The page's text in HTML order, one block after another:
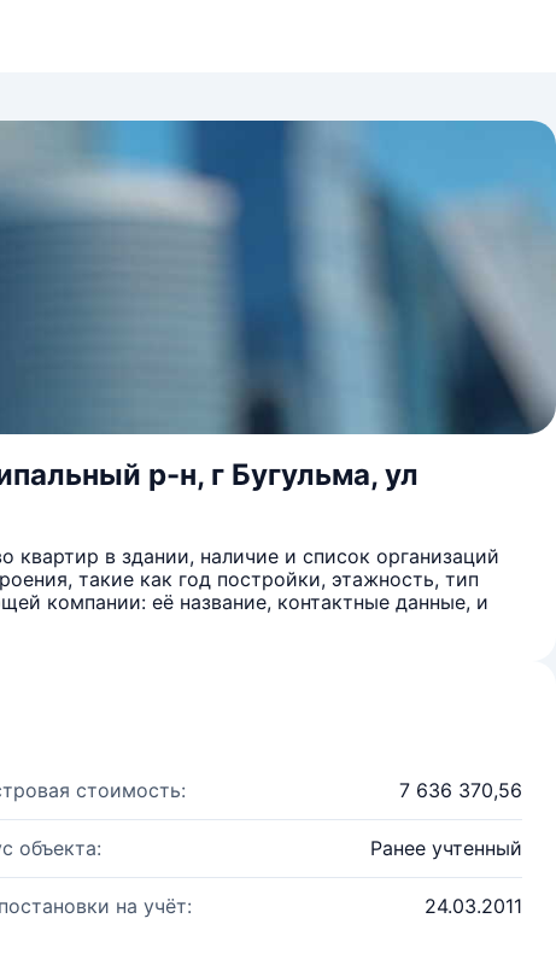
р-н, г Бугульма, ул
в здании, наличие и список организаций
такие как год постройки, этажность, тип
компании: её название, контактные данные, и
стоимость: 7 636 370,56
объекта: Ранее учтенный
на учёт: 24.03.2011